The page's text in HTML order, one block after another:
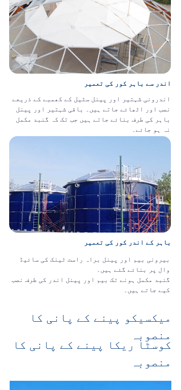
اندر سے باہر کور کی تعمیر
اندرونی شہتیر اور پینلسٹیل کے کھمبے کے ذریعے
نصب اور اٹھائے جاتے ہیں۔
باقی شہتیر اور پینل
باہر کی طرف بنائے جاتے ہیں جب تک کہ گنبد مکمل
نہ ہو جائے۔
باہر کے اندر کور کی تعمیر
بیرونی بیم اور پینل براہ راست ٹینک کی سائیڈ
وال پر بنائے گئے ہیں۔
گنبد مکمل ہونے تک بیم اور پینل اندر کی طرف نصب
کیے جاتے ہیں۔
کوسٹا ریکا پینے کے پانی کا
منصوبہ
میکسیکو پینے کے پانی کا
منصوبہ